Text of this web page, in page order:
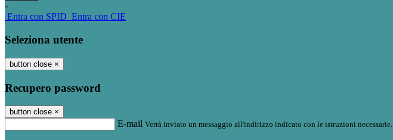
-
Entra con SPID Entra con CIE
Seleziona utente
button close ×
Recupero password
button close ×
E-mail Verrà inviato un messaggio all'indirizzo indicato con le istruzioni necessarie.